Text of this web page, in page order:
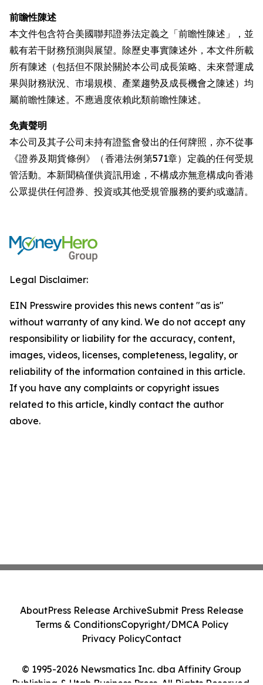
前瞻性陳述
本文件包含符合美國聯邦證券法定義之「前瞻性陳述」，並
載有若干財務預測與展望。除歷史事實陳述外，本文件所載
所有陳述（包括但不限於關於本公司成長策略、未來營運成
果與財務狀況、市場規模、產業趨勢及成長機會之陳述）均
屬前瞻性陳述。不應過度依賴此類前瞻性陳述。
免責聲明
本公司及其子公司未持有證監會發出的任何牌照，亦不從事
《證券及期貨條例》（香港法例第571章）定義的任何受規
管活動。本新聞稿僅供資訊用途，不構成亦無意構成向香港
公眾提供任何證券、投資或其他受規管服務的要約或邀請。
Legal Disclaimer:
EIN Presswire provides this news content "as is"
without warranty of any kind. We do not accept any
responsibility or liability for the accuracy, content,
images, videos, licenses, completeness, legality, or
reliability of the information contained in this article.
If you have any complaints or copyright issues
related to this article, kindly contact the author
above.
© 1995-2026 Newsmatics Inc. dba Affinity Group
AboutPress Release ArchiveSubmit Press Release
Terms & ConditionsCopyright/DMCA Policy
Privacy PolicyContact